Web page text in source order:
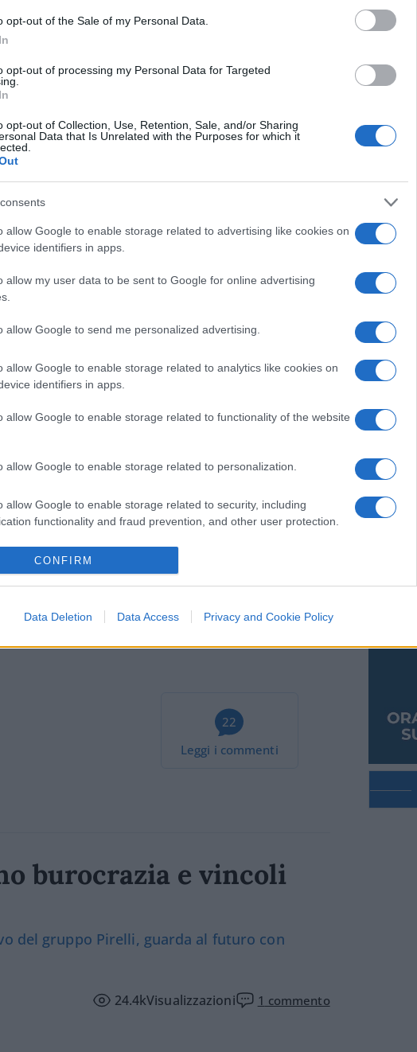
opt-out of the Sale of my Personal Data.
opt-out of processing my Personal Data for Targeted
opt-out of Collection, Use, Retention, Sale, and/or Sharing
Data that Is Unrelated with the Purposes for which it
allow Google to enable storage related to advertising like cookies on
identifiers in apps.
allow my user data to be sent to Google for online advertising
allow Google to send me personalized advertising.
allow Google to enable storage related to analytics like cookies on
identifiers in apps.
allow Google to enable storage related to functionality of the website
allow Google to enable storage related to personalization.
allow Google to enable storage related to security, including
functionality and fraud prevention, and other user protection.
CONFIRM
Data Deletion Data Access Privacy and Cookie Policy
Lalegna da ardereèenergia
la fotosintesi clorofilliana che trasforma
vegetale. Ed è energia solare quella
energia grazie al loro nutrimento
solare) e di animali (che esistono perché
viene diretta dal sole sotto forma di
fotovoltaica, sappiamo trasformare
dei venti perché è il sole che grazie ai
i venti, la cui energia meccanica
è il sole che consente, tramite lo
di bacini idrici che sono serbatoi
che, quando cadono a valle su una
energia elettrica. Come energia solare
La cosa interessante è che
dell’umanità nel passato
l’energia solare contribuisce
in una pillola successiva.
22
Leggi i commenti
burocrazia e vincoli
del gruppo Pirelli, guarda al futuro con
24.4kVisualizzazioni 1 commento